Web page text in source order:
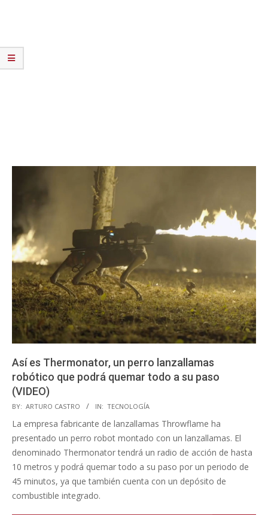
Así es Thermonator, un perro lanzallamas
robótico que podrá quemar todo a su paso
(VIDEO)
2023-
07-
BY: ARTURO CASTRO IN: TECNOLOGÍA
La empresa fabricante de lanzallamas Throwflame ha
presentado un perro robot montado con un lanzallamas. El
denominado Thermonator tendrá un radio de acción de hasta
10 metros y podrá quemar todo a su paso por un periodo de
45 minutos, ya que también cuenta con un depósito de
combustible integrado.